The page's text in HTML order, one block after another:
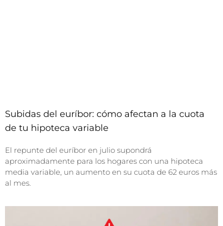
Subidas del euríbor: cómo afectan a la cuota
de tu hipoteca variable
El repunte del euríbor en julio supondrá
aproximadamente para los hogares con una hipoteca
media variable, un aumento en su cuota de 62 euros más
al mes.